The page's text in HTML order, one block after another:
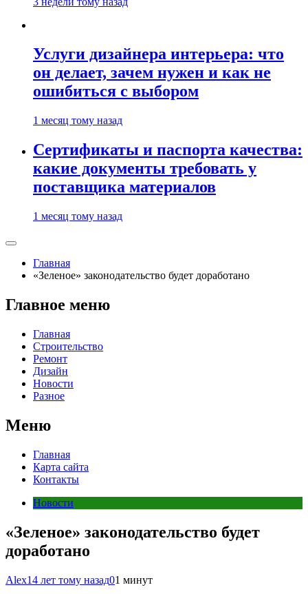
Услуги дизайнера интерьера: что
он делает, зачем нужен и как не
ошибиться с выбором
1 месяц тому назад
Сертификаты и паспорта качества:
какие документы требовать у
поставщика материалов
1 месяц тому назад
Главная
«Зеленое» законодательство будет доработано
Главное меню
Главная
Строительство
Ремонт
Дизайн
Новости
Разное
Меню
Главная
Карта сайта
Контакты
Новости
«Зеленое» законодательство будет
доработано
Alex14 лет тому назад01 минут